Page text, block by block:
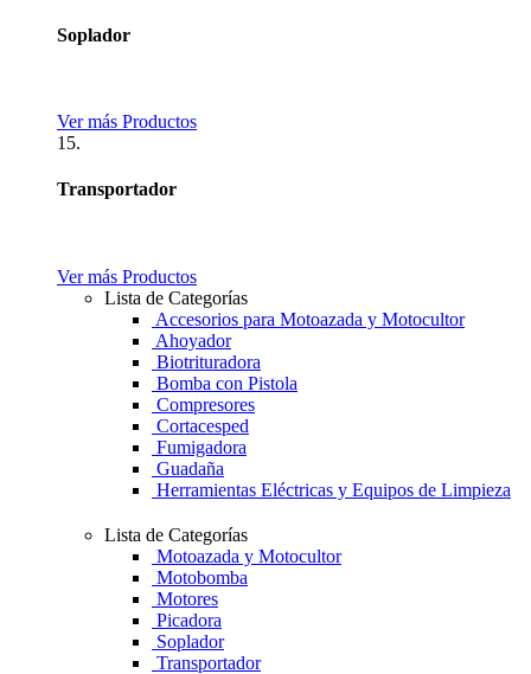
Soplador
Ver más Productos
15.
Transportador
Ver más Productos
Lista de Categorías
Accesorios para Motoazada y Motocultor
Ahoyador
Biotrituradora
Bomba con Pistola
Compresores
Cortacesped
Fumigadora
Guadaña
Herramientas Eléctricas y Equipos de Limpieza
Lista de Categorías
Motoazada y Motocultor
Motobomba
Motores
Picadora
Soplador
Transportador